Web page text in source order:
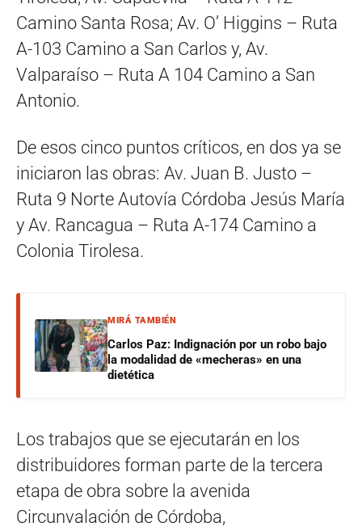
Camino Santa Rosa; Av. O’ Higgins – Ruta
A-103 Camino a San Carlos y, Av.
Valparaíso – Ruta A 104 Camino a San
Antonio.
De esos cinco puntos críticos, en dos ya se
iniciaron las obras: Av. Juan B. Justo –
Ruta 9 Norte Autovía Córdoba Jesús María
y Av. Rancagua – Ruta A-174 Camino a
Colonia Tirolesa.
MIRÁ TAMBIÉN
Carlos Paz: Indignación por un robo bajo
la modalidad de «mecheras» en una
dietética
Los trabajos que se ejecutarán en los
distribuidores forman parte de la tercera
etapa de obra sobre la avenida
Circunvalación de Córdoba,